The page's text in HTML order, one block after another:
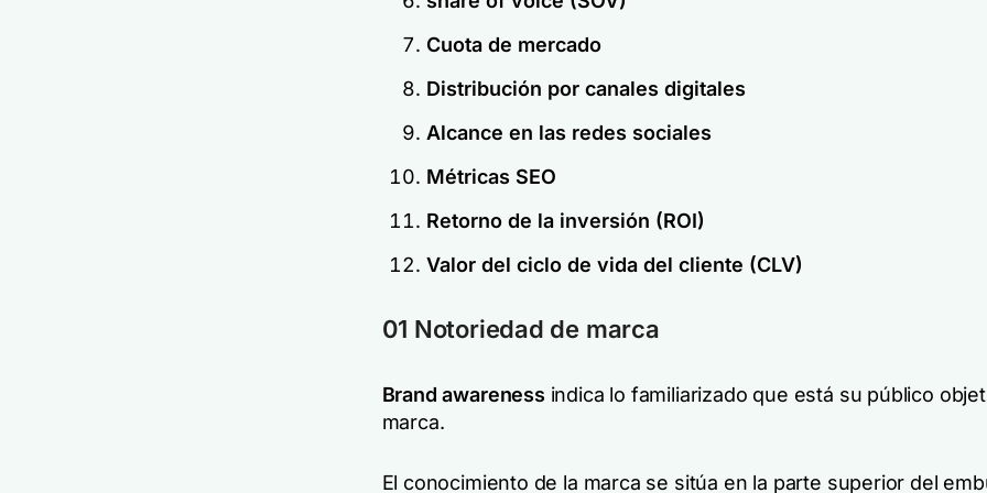
Cuota de mercado
Distribución por canales digitales
Alcance en las redes sociales
Métricas SEO
Retorno de la inversión (ROI)
Valor del ciclo de vida del cliente (CLV)
01 Notoriedad de marca
Brand awareness indica lo familiarizado que está su público
marca.
El conocimiento de la marca se sitúa en la parte superior del